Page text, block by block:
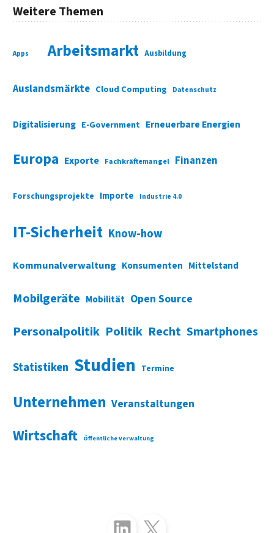
Weitere Themen
Apps Arbeitsmarkt Ausbildung
Auslandsmärkte Cloud Computing Datenschutz
Digitalisierung E-Government Erneuerbare Energien
Europa Exporte Fachkräftemangel Finanzen
Forschungsprojekte Importe Industrie 4.0
IT-Sicherheit Know-how
Kommunalverwaltung Konsumenten Mittelstand
Mobilgeräte Mobilität Open Source
Personalpolitik Politik Recht Smartphones
Statistiken Studien Termine
Unternehmen Veranstaltungen
Wirtschaft Öffentliche Verwaltung
Folgen Sie uns auf LinkedInFolgen Sie uns auf X (Twitter)